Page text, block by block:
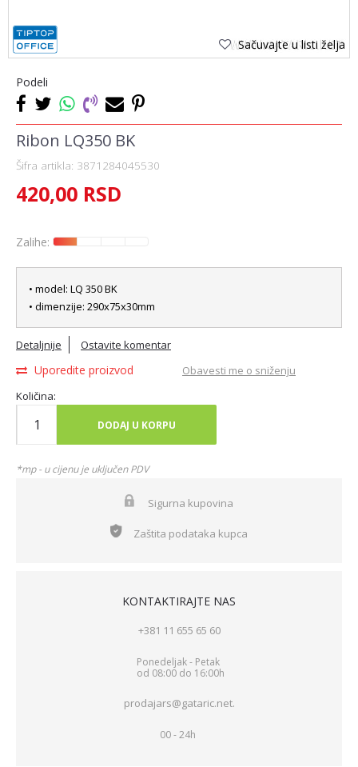
Sačuvajte u listi želja
Podeli
Ribon LQ350 BK
Šifra artikla: 3871284045530
420,00 RSD
Zalihe:
• model: LQ 350 BK
• dimenzije: 290x75x30mm
Detaljnije Ostavite komentar
Uporedite proizvod
Obavesti me o sniženju
Količina:
DODAJ U KORPU
*mp - u cijenu je uključen PDV
Sigurna kupovina
Zaštita podataka kupca
KONTAKTIRAJTE NAS
+381 11 655 65 60
Ponedeljak - Petak
od 08:00 do 16:00h
prodajars@gataric.net.
00 - 24h